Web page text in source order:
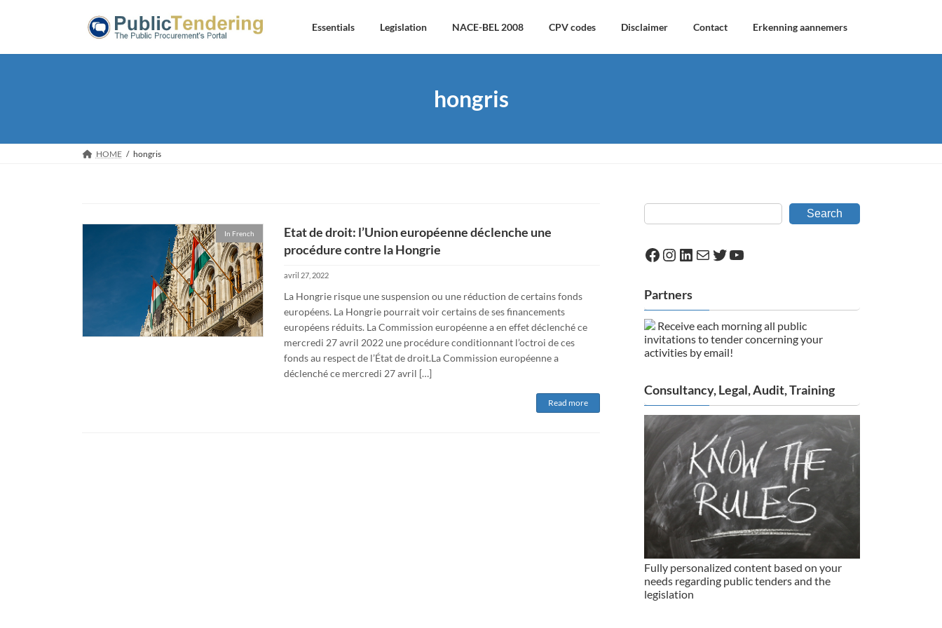
Essentials Legislation NACE-BEL 2008 CPV codes Disclaimer Contact Erkenning aannemers
hongris
HOME hongris
In French
Etat de droit: l’Union européenne déclenche une
procédure contre la Hongrie
avril 27, 2022
La Hongrie risque une suspension ou une réduction de certains fonds
européens. La Hongrie pourrait voir certains de ses financements
européens réduits. La Commission européenne a en effet déclenché ce
mercredi 27 avril 2022 une procédure conditionnant l’octroi de ces
fonds au respect de l’État de droit.La Commission européenne a
déclenché ce mercredi 27 avril […]
Read more
Search
Facebook
Instagram
LinkedIn
MailTwitter
YouTube
Partners
Receive each morning all public
invitations to tender concerning your
activities by email!
Consultancy, Legal, Audit, Training
Fully personalized content based on your
needs regarding public tenders and the
legislation